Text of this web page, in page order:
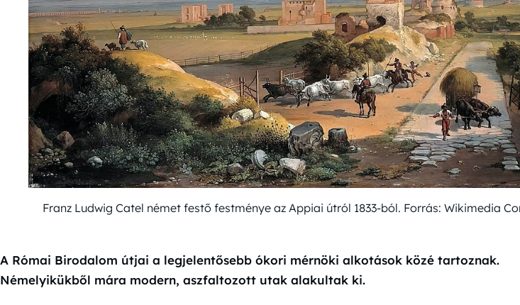
Franz Ludwig Catel német festő festménye az Appiai útról 1833-ból. Forrás: Wikimedia
A Római Birodalom útjai a legjelentősebb ókori mérnöki alkotások közé tartoznak.
Némelyikükből mára modern, aszfaltozott utak alakultak ki.